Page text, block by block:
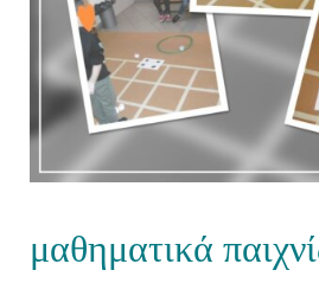
μαθηματικά